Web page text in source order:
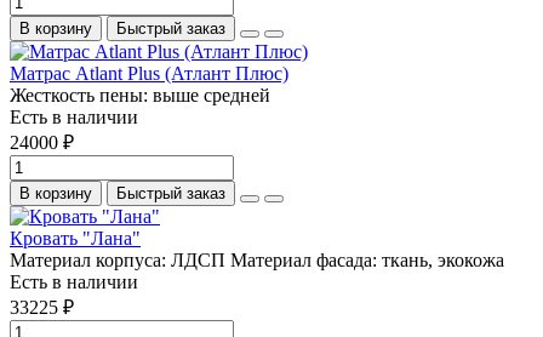
В корзину Быстрый заказ
Матрас Atlant Plus (Атлант Плюс)
Жесткость пены: выше средней
Есть в наличии
24000 ₽
В корзину Быстрый заказ
Кровать "Лана"
Материал корпуса: ЛДСП Материал фасада: ткань, экокожа
Есть в наличии
33225 ₽